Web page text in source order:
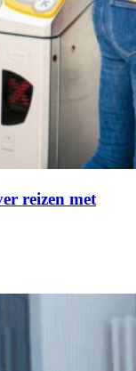
reizen met